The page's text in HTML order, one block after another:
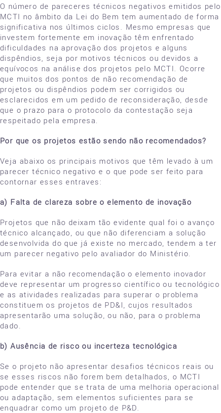
O número de pareceres técnicos negativos emitidos pelo
MCTI no âmbito da Lei do Bem tem aumentado de forma
significativa nos últimos ciclos. Mesmo empresas que
investem fortemente em inovação têm enfrentado
dificuldades na aprovação dos projetos e alguns
dispêndios, seja por motivos técnicos ou devidos a
equívocos na análise dos projetos pelo MCTI. Ocorre
que muitos dos pontos de não recomendação de
projetos ou dispêndios podem ser corrigidos ou
esclarecidos em um pedido de reconsideração, desde
que o prazo para o protocolo da contestação seja
respeitado pela empresa.
Por que os projetos estão sendo não recomendados?
Veja abaixo os principais motivos que têm levado à um
parecer técnico negativo e o que pode ser feito para
contornar esses entraves:
a) Falta de clareza sobre o elemento de inovação
Projetos que não deixam tão evidente qual foi o avanço
técnico alcançado, ou que não diferenciam a solução
desenvolvida do que já existe no mercado, tendem a ter
um parecer negativo pelo avaliador do Ministério.
Para evitar a não recomendação o elemento inovador
deve representar um progresso científico ou tecnológico
e as atividades realizadas para superar o problema
constituem os projetos de PD&I, cujos resultados
apresentarão uma solução, ou não, para o problema
dado.
b) Ausência de risco ou incerteza tecnológica
Se o projeto não apresentar desafios técnicos reais ou
se esses riscos não forem bem detalhados, o MCTI
pode entender que se trata de uma melhoria operacional
ou adaptação, sem elementos suficientes para se
enquadrar como um projeto de P&D.